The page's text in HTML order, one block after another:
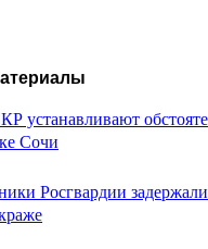
устанавливают
Сочи
Росгвардии